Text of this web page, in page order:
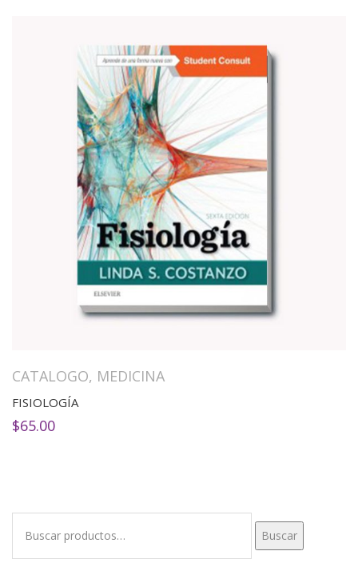
CATALOGO, MEDICINA
FISIOLOGÍA
$65.00
Buscar